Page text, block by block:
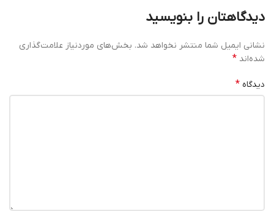
دیدگاهتان را بنویسید
نشانی ایمیل شما منتشر نخواهد شد. بخش‌های موردنیاز علامت‌گذاری
شده‌اند *
دیدگاه *